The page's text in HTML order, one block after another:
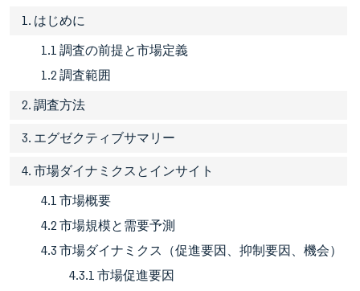
1. はじめに
1.1 調査の前提と市場定義
1.2 調査範囲
2. 調査方法
3. エグゼクティブサマリー
4. 市場ダイナミクスとインサイト
4.1 市場概要
4.2 市場規模と需要予測
4.3 市場ダイナミクス（促進要因、抑制要因、機会）
4.3.1 市場促進要因